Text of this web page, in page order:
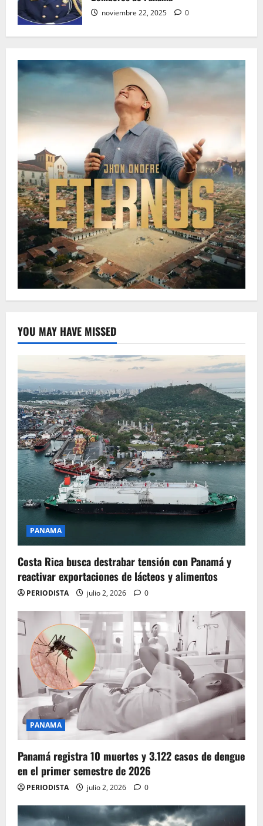
noviembre 22, 2025 0
YOU MAY HAVE MISSED
PANAMA
Costa Rica busca destrabar tensión con Panamá y
reactivar exportaciones de lácteos y alimentos
PERIODISTA julio 2, 2026 0
PANAMA
Panamá registra 10 muertes y 3.122 casos de dengue
en el primer semestre de 2026
PERIODISTA julio 2, 2026 0